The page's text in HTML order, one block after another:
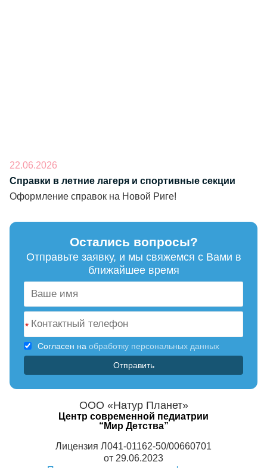
22.06.2026
Справки в летние лагеря и спортивные секции
Оформление справок на Новой Риге!
Остались вопросы?
Отправьте заявку, и мы свяжемся с Вами в
ближайшее время
*
Согласен на обработку персональных данных
ООО «Натур Планет»
Центр современной педиатрии
“Мир Детства”
Лицензия Л041-01162-50/00660701
от 29.06.2023